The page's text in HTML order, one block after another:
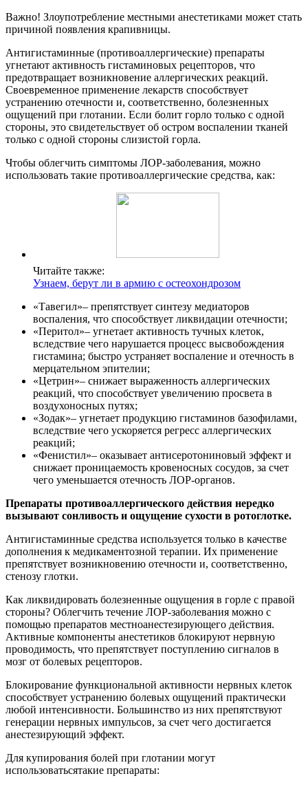
Важно! Злоупотребление местными анестетиками может стать
причиной появления крапивницы.
Антигистаминные (противоаллергические) препараты
угнетают активность гистаминовых рецепторов, что
предотвращает возникновение аллергических реакций.
Своевременное применение лекарств способствует
устранению отечности и, соответственно, болезненных
ощущений при глотании. Если болит горло только с одной
стороны, это свидетельствует об остром воспалении тканей
только с одной стороны слизистой горла.
Чтобы облегчить симптомы ЛОР-заболевания, можно
использовать такие противоаллергические средства, как:
Читайте также:
Узнаем, берут ли в армию с остеохондрозом
«Тавегил»– препятствует синтезу медиаторов
воспаления, что способствует ликвидации отечности;
«Перитол»– угнетает активность тучных клеток,
вследствие чего нарушается процесс высвобождения
гистамина; быстро устраняет воспаление и отечность в
мерцательном эпителии;
«Цетрин»– снижает выраженность аллергических
реакций, что способствует увеличению просвета в
воздухоносных путях;
«Зодак»– угнетает продукцию гистаминов базофилами,
вследствие чего ускоряется регресс аллергических
реакций;
«Фенистил»– оказывает антисеротониновый эффект и
снижает проницаемость кровеносных сосудов, за счет
чего уменьшается отечность ЛОР-органов.
Препараты противоаллергического действия нередко
вызывают сонливость и ощущение сухости в ротоглотке.
Антигистаминные средства используется только в качестве
дополнения к медикаментозной терапии. Их применение
препятствует возникновению отечности и, соответственно,
стенозу глотки.
Как ликвидировать болезненные ощущения в горле с правой
стороны? Облегчить течение ЛОР-заболевания можно с
помощью препаратов местноанестезирующего действия.
Активные компоненты анестетиков блокируют нервную
проводимость, что препятствует поступлению сигналов в
мозг от болевых рецепторов.
Блокирование функциональной активности нервных клеток
способствует устранению болевых ощущений практически
любой интенсивности. Большинство из них препятствуют
генерации нервных импульсов, за счет чего достигается
анестезирующий эффект.
Для купирования болей при глотании могут
использоватьсятакие препараты: